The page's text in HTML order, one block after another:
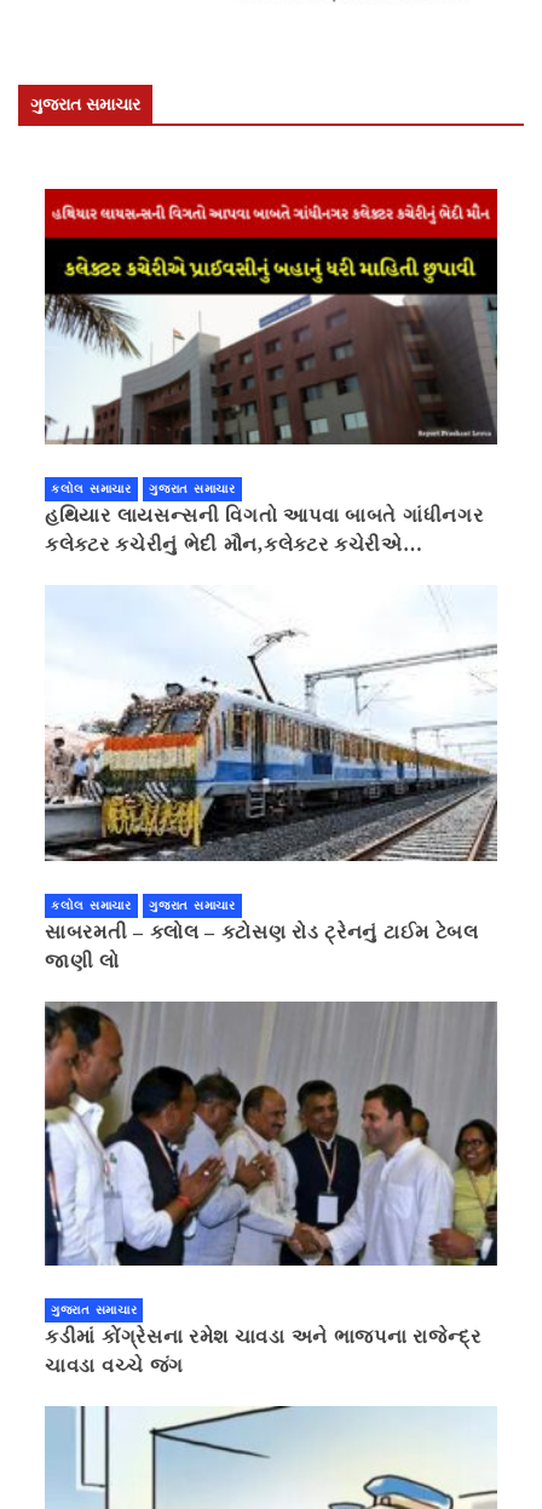
ગુજરાત સમાચાર
કલોલ સમાચાર ગુજરાત સમાચાર
હથિયાર લાયસન્સની વિગતો આપવા બાબતે ગાંધીનગર
કલેક્ટર કચેરીનું ભેદી મૌન,કલેક્ટર કચેરીએ
કલોલ સમાચાર ગુજરાત સમાચાર
સાબરમતી – કલોલ – કટોસણ રોડ ટ્રેનનું ટાઈમ ટેબલ
જાણી લો
ગુજરાત સમાચાર
કડીમાં કોંગ્રેસના રમેશ ચાવડા અને ભાજપના રાજેન્દ્ર
ચાવડા વચ્ચે જંગ